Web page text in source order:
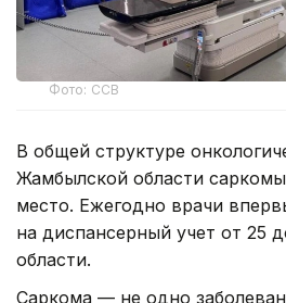
Фото: ССВ
В общей структуре
Жамбылской области
место. Ежегодно врачи
на диспансерный учет от 25
области.
Саркома — не одно